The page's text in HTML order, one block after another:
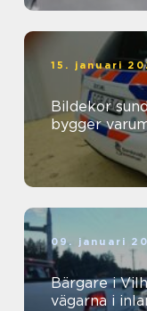
15. januari
Bildekor sundsvall rörlig
bygger
09. januari
Bärgare i
vägarna i